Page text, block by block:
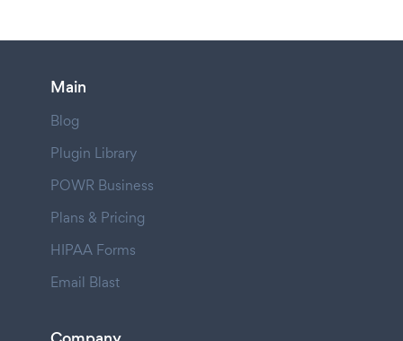
Main
Blog
Plugin Library
POWR Business
Plans & Pricing
HIPAA Forms
Email Blast